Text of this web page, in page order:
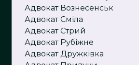
Адвокат Вознесенськ
Адвокат Сміла
Адвокат Стрий
Адвокат Рубіжне
Адвокат Дружківка